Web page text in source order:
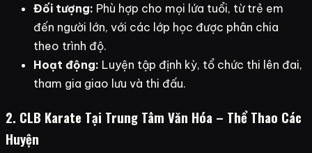
Đối tượng: Phù hợp cho mọi lứa tuổi, từ trẻ em
đến người lớn, với các lớp học được phân chia
theo trình độ.
Hoạt động: Luyện tập định kỳ, tổ chức thi lên đai,
tham gia giao lưu và thi đấu.
2. CLB Karate Tại Trung Tâm Văn Hóa – Thể Thao Các
Huyện